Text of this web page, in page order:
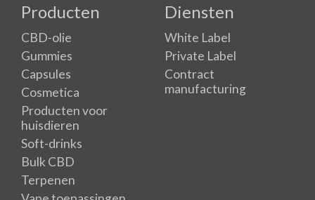
Producten
CBD-olie
Gummies
Capsules
Cosmetica
Producten voor
huisdieren
Soft-drinks
Bulk CBD
Terpenen
Diensten
White Label
Private Label
Contract
manufacturing